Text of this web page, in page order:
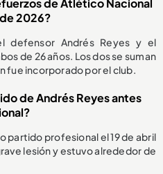
de Atlético Nacional
2026?
defensor Andrés Reyes y el
de 26 años. Los dos se suman
fue incorporado por el club.
de Andrés Reyes antes
partido profesional el 19 de abril
lesión y estuvo alrededor de